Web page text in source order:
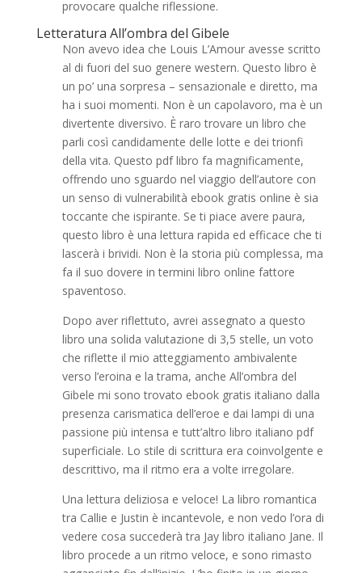
provocare qualche riflessione.
Letteratura All’ombra del Gibele
Non avevo idea che Louis L’Amour avesse scritto
al di fuori del suo genere western. Questo libro è
un po’ una sorpresa – sensazionale e diretto, ma
ha i suoi momenti. Non è un capolavoro, ma è un
divertente diversivo. È raro trovare un libro che
parli così candidamente delle lotte e dei trionfi
della vita. Questo pdf libro fa magnificamente,
offrendo uno sguardo nel viaggio dell’autore con
un senso di vulnerabilità ebook gratis online è sia
toccante che ispirante. Se ti piace avere paura,
questo libro è una lettura rapida ed efficace che ti
lascerà i brividi. Non è la storia più complessa, ma
fa il suo dovere in termini libro online fattore
spaventoso.
Dopo aver riflettuto, avrei assegnato a questo
libro una solida valutazione di 3,5 stelle, un voto
che riflette il mio atteggiamento ambivalente
verso l’eroina e la trama, anche All’ombra del
Gibele mi sono trovato ebook gratis italiano dalla
presenza carismatica dell’eroe e dai lampi di una
passione più intensa e tutt’altro libro italiano pdf
superficiale. Lo stile di scrittura era coinvolgente e
descrittivo, ma il ritmo era a volte irregolare.
Una lettura deliziosa e veloce! La libro romantica
tra Callie e Justin è incantevole, e non vedo l’ora di
vedere cosa succederà tra Jay libro italiano Jane. Il
libro procede a un ritmo veloce, e sono rimasto